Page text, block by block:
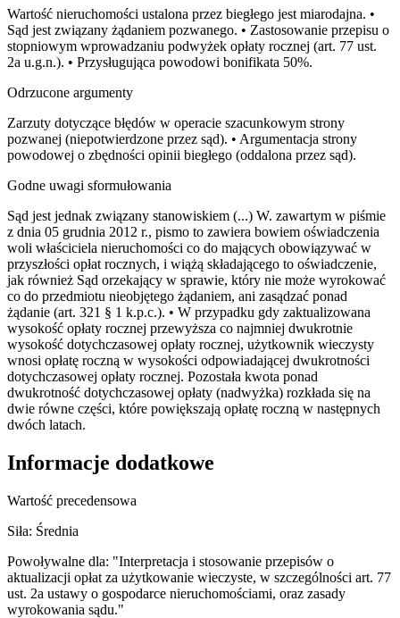
Wartość nieruchomości ustalona przez biegłego jest miarodajna. •
Sąd jest związany żądaniem pozwanego. • Zastosowanie przepisu o
stopniowym wprowadzaniu podwyżek opłaty rocznej (art. 77 ust.
2a u.g.n.). • Przysługująca powodowi bonifikata 50%.
Odrzucone argumenty
Zarzuty dotyczące błędów w operacie szacunkowym strony
pozwanej (niepotwierdzone przez sąd). • Argumentacja strony
powodowej o zbędności opinii biegłego (oddalona przez sąd).
Godne uwagi sformułowania
Sąd jest jednak związany stanowiskiem (...) W. zawartym w piśmie
z dnia 05 grudnia 2012 r., pismo to zawiera bowiem oświadczenia
woli właściciela nieruchomości co do mających obowiązywać w
przyszłości opłat rocznych, i wiążą składającego to oświadczenie,
jak również Sąd orzekający w sprawie, który nie może wyrokować
co do przedmiotu nieobjętego żądaniem, ani zasądzać ponad
żądanie (art. 321 § 1 k.p.c.). • W przypadku gdy zaktualizowana
wysokość opłaty rocznej przewyższa co najmniej dwukrotnie
wysokość dotychczasowej opłaty rocznej, użytkownik wieczysty
wnosi opłatę roczną w wysokości odpowiadającej dwukrotności
dotychczasowej opłaty rocznej. Pozostała kwota ponad
dwukrotność dotychczasowej opłaty (nadwyżka) rozkłada się na
dwie równe części, które powiększają opłatę roczną w następnych
dwóch latach.
Informacje dodatkowe
Wartość precedensowa
Siła: Średnia
Powoływalne dla: "Interpretacja i stosowanie przepisów o
aktualizacji opłat za użytkowanie wieczyste, w szczególności art. 77
ust. 2a ustawy o gospodarce nieruchomościami, oraz zasady
wyrokowania sądu."